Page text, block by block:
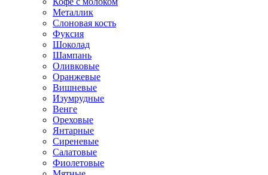
Металлик
Слоновая кость
Фуксия
Шоколад
Шампань
Оливковые
Оранжевые
Вишневые
Изумрудные
Венге
Ореховые
Янтарные
Сиреневые
Салатовые
Фиолетовые